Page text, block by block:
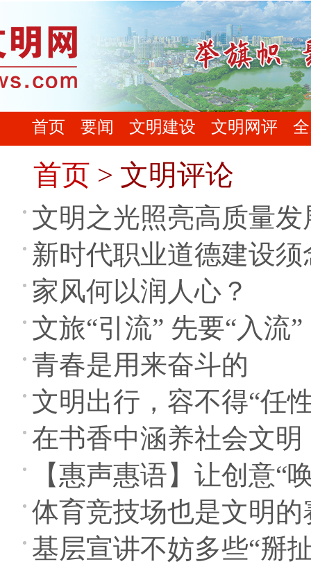
首页 要闻 文明建设 文明网评
首页 > 文明评论
文明之光照亮高质量发
新时代职业道德建设须
家风何以润人心？
文旅“引流” 先要“入流”
青春是用来奋斗的
文明出行，容不得“任
在书香中涵养社会文明
【惠声惠语】让创意“
体育竞技场也是文明的
基层宣讲不妨多些“掰